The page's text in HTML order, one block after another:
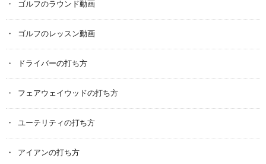
ゴルフのラウンド動画
ゴルフのレッスン動画
ドライバーの打ち方
フェアウェイウッドの打ち方
ユーテリティの打ち方
アイアンの打ち方